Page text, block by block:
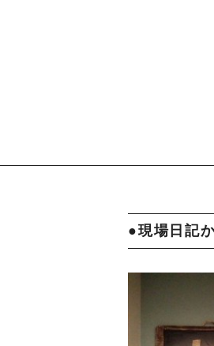
●現場日記